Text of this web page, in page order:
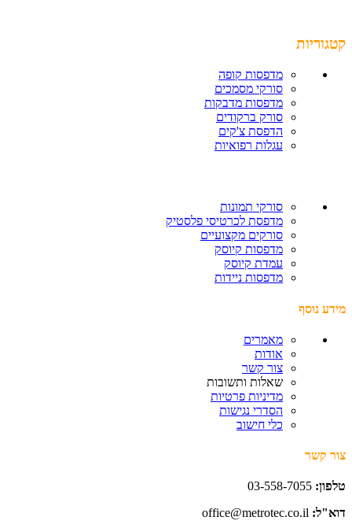
קטגוריות
מדפסות קופה
סורקי מסמכים
מדפסות מדבקות
סורק ברקודים
הדפסת צ'קים
עגלות רפואיות
סורקי תמונות
מדפסת לכרטיסי פלסטיק
סורקים מקצועיים
מדפסות קיוסק
עמדת קיוסק
מדפסות ניידות
מידע נוסף
מאמרים
אודות
צור קשר
שאלות ותשובות
מדיניות פרטיות
הסדרי נגישות
כלי חישוב
צור קשר
טלפון: 03-558-7055
דוא"ל: